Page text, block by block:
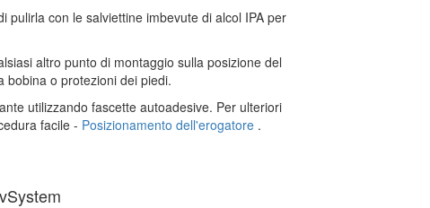
con le salviettine imbevute di alcol IPA per
altro punto di montaggio sulla posizione del
bobina o protezioni dei piedi.
utilizzando fascette autoadesive. Per ulteriori
facile - Posizionamento dell'erogatore .